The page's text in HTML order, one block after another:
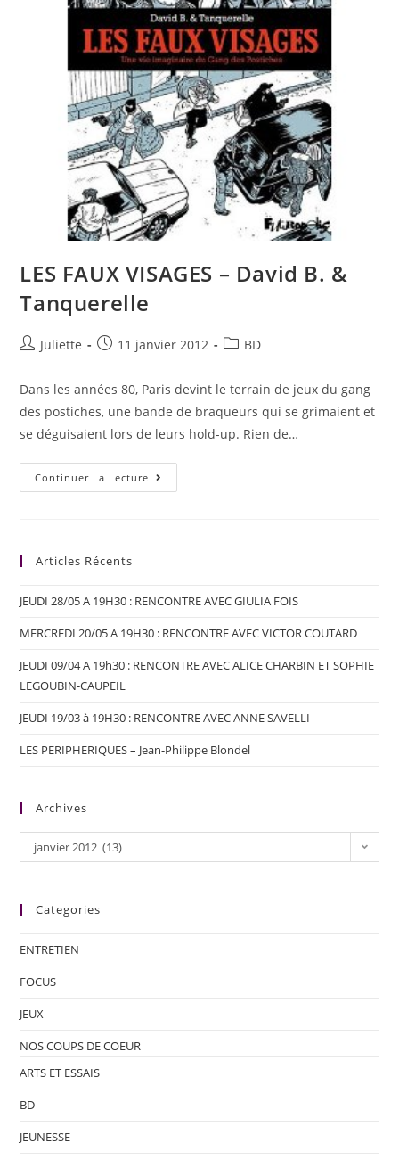
LES FAUX VISAGES – David B. &
Tanquerelle
Juliette 11 janvier 2012 BD
Dans les années 80, Paris devint le terrain de jeux du gang
des postiches, une bande de braqueurs qui se grimaient et
se déguisaient lors de leurs hold-up. Rien de…
Continuer La Lecture
Articles Récents
JEUDI 28/05 A 19H30 : RENCONTRE AVEC GIULIA FOÏS
MERCREDI 20/05 A 19H30 : RENCONTRE AVEC VICTOR COUTARD
JEUDI 09/04 A 19h30 : RENCONTRE AVEC ALICE CHARBIN ET SOPHIE
LEGOUBIN-CAUPEIL
JEUDI 19/03 à 19H30 : RENCONTRE AVEC ANNE SAVELLI
LES PERIPHERIQUES – Jean-Philippe Blondel
Archives
janvier 2012 (13)
Categories
ENTRETIEN
FOCUS
JEUX
NOS COUPS DE COEUR
ARTS ET ESSAIS
BD
JEUNESSE